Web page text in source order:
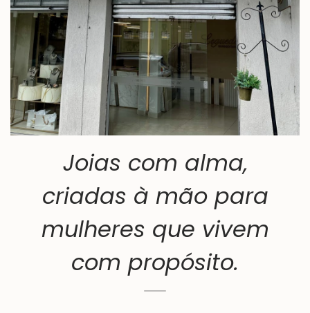
Joias com alma,
criadas à mão para
mulheres que vivem
com propósito.